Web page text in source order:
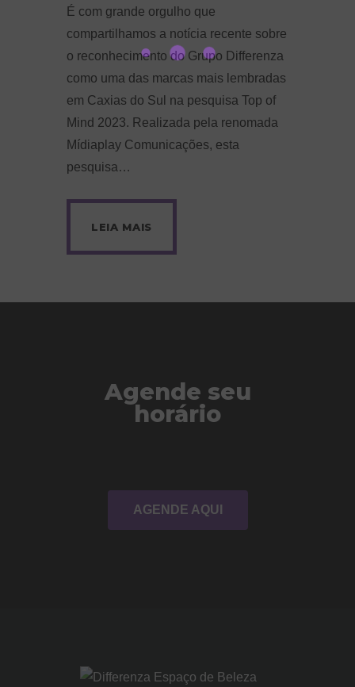
É com grande orgulho que
compartilhamos a notícia recente sobre
o reconhecimento do Grupo Differenza
como uma das marcas mais lembradas
em Caxias do Sul na pesquisa Top of
Mind 2023. Realizada pela renomada
Mídiaplay Comunicações, esta
pesquisa…
LEIA MAIS
Agende seu
horário
AGENDE AQUI